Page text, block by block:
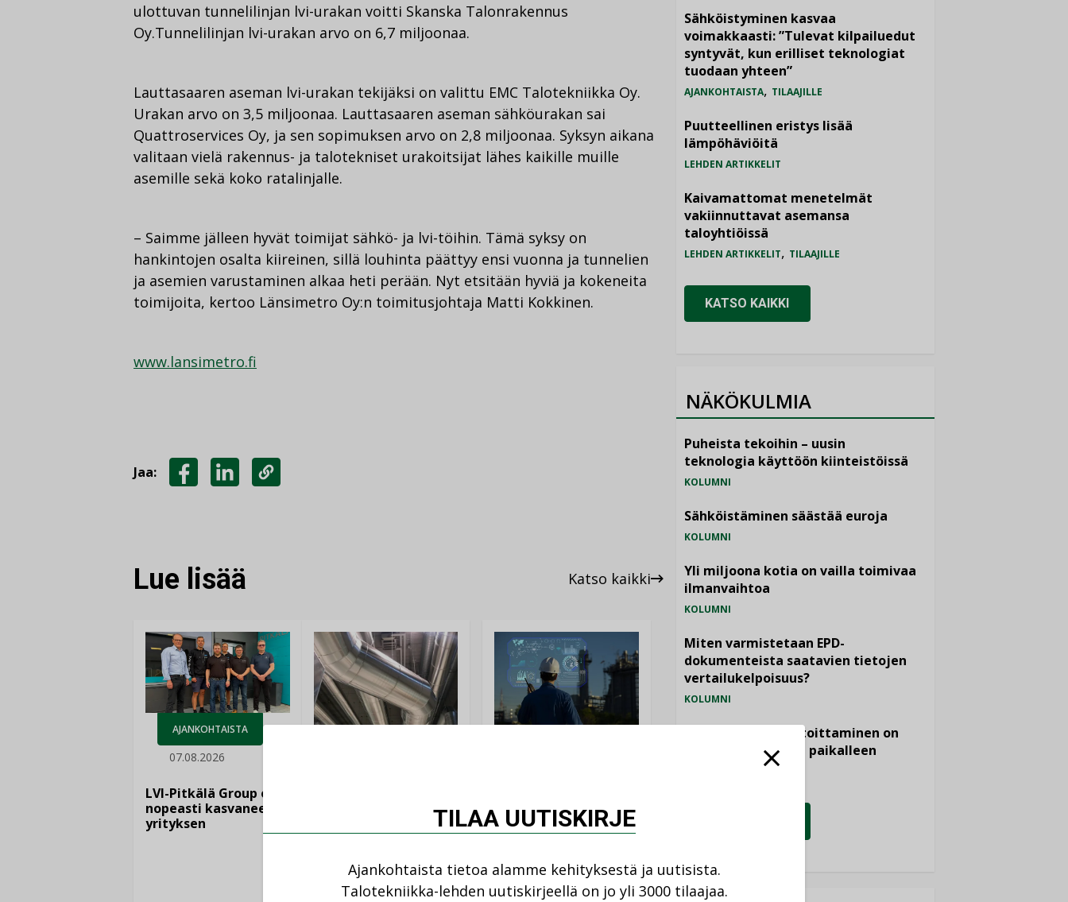
ulottuvan tunnelilinjan lvi-urakan voitti Skanska Talonrakennus
Oy.Tunnelilinjan lvi-urakan arvo on 6,7 miljoonaa.
Lauttasaaren aseman lvi-urakan tekijäksi on valittu EMC Talotekniikka Oy.
Urakan arvo on 3,5 miljoonaa. Lauttasaaren aseman sähköurakan sai
Quattroservices Oy, ja sen sopimuksen arvo on 2,8 miljoonaa. Syksyn aikana
valitaan vielä rakennus- ja talotekniset urakoitsijat lähes kaikille muille
asemille sekä koko ratalinjalle.
– Saimme jälleen hyvät toimijat sähkö- ja lvi-töihin. Tämä syksy on
hankintojen osalta kiireinen, sillä louhinta päättyy ensi vuonna ja tunnelien
ja asemien varustaminen alkaa heti perään. Nyt etsitään hyviä ja kokeneita
toimijoita, kertoo Länsimetro Oy:n toimitusjohtaja Matti Kokkinen.
www.lansimetro.fi
Jaa:
Lue lisää Katso kaikki
AJANKOHTAISTA
07.08.2026
LVI-Pitkälä Group osti
nopeasti kasvaneen
yrityksen
Puutteellinen eristys
Sähköistyminen
kasvaa voimakkaasti:
”Tulevat kilpailuedut
teknologiat tuodaan
yhteen”
Sähköistyminen kasvaa
voimakkaasti: ”Tulevat kilpailuedut
syntyvät, kun erilliset teknologiat
tuodaan yhteen”
AJANKOHTAISTA, TILAAJILLE
Puutteellinen eristys lisää
lämpöhäviöitä
LEHDEN ARTIKKELIT
Kaivamattomat menetelmät
vakiinnuttavat asemansa
taloyhtiöissä
LEHDEN ARTIKKELIT, TILAAJILLE
KATSO KAIKKI
NÄKÖKULMIA
Puheista tekoihin – uusin
teknologia käyttöön kiinteistöissä
KOLUMNI
Sähköistäminen säästää euroja
KOLUMNI
Yli miljoona kotia on vailla toimivaa
ilmanvaihtoa
KOLUMNI
Miten varmistetaan EPD-
dokumenteista saatavien tietojen
vertailukelpoisuus?
KOLUMNI
Vesi- ja viemärimitoittaminen on
jämähtänyt ajassa paikalleen
TILAA UUTISKIRJE
Ajankohtaista tietoa alamme kehityksestä ja uutisista.
Talotekniikka-lehden uutiskirjeellä on jo yli 3000 tilaajaa.